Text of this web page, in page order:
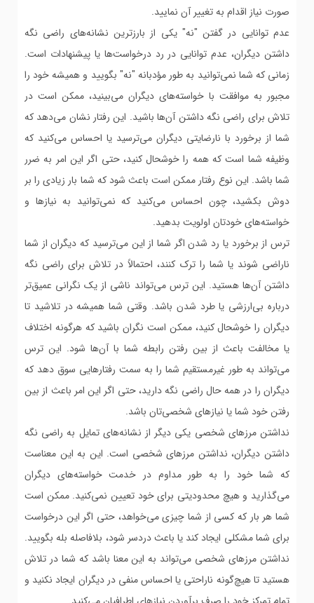
صورت نیاز اقدام به تغییر آن نمایید.
عدم توانایی در گفتن "نه" یکی از بارزترین نشانه‌های راضی نگه
داشتن دیگران، عدم توانایی در رد درخواست‌ها یا پیشنهادات است.
زمانی که شما نمی‌توانید به طور مؤدبانه "نه" بگویید و همیشه خود را
مجبور به موافقت با خواسته‌های دیگران می‌بینید، ممکن است در
تلاش برای راضی نگه داشتن آن‌ها باشید. این رفتار نشان می‌دهد که
شما از برخورد با نارضایتی دیگران می‌ترسید یا احساس می‌کنید که
وظیفه شما است که همه را خوشحال کنید، حتی اگر این امر به ضرر
شما باشد. این نوع رفتار ممکن است باعث شود که شما بار زیادی را بر
دوش بکشید، چون احساس می‌کنید که نمی‌توانید به نیازها و
خواسته‌های خودتان اولویت بدهید.
ترس از برخورد یا رد شدن اگر شما از این می‌ترسید که دیگران از شما
ناراضی شوند یا شما را ترک کنند، احتمالاً در تلاش برای راضی نگه
داشتن آن‌ها هستید. این ترس می‌تواند ناشی از یک نگرانی عمیق‌تر
درباره بی‌ارزشی یا طرد شدن باشد. وقتی شما همیشه در تلاشید تا
دیگران را خوشحال کنید، ممکن است نگران باشید که هرگونه اختلاف
یا مخالفت باعث از بین رفتن رابطه شما با آن‌ها شود. این ترس
می‌تواند به طور غیرمستقیم شما را به سمت رفتارهایی سوق دهد که
دیگران را در همه حال راضی نگه دارید، حتی اگر این امر باعث از بین
رفتن خود شما یا نیازهای شخصی‌تان باشد.
نداشتن مرزهای شخصی یکی دیگر از نشانه‌های تمایل به راضی نگه
داشتن دیگران، نداشتن مرزهای شخصی است. این به این معناست
که شما خود را به طور مداوم در خدمت خواسته‌های دیگران
می‌گذارید و هیچ محدودیتی برای خود تعیین نمی‌کنید. ممکن است
شما هر بار که کسی از شما چیزی می‌خواهد، حتی اگر این درخواست
برای شما مشکلی ایجاد کند یا باعث دردسر شود، بلافاصله بله بگویید.
نداشتن مرزهای شخصی می‌تواند به این معنا باشد که شما در تلاش
هستید تا هیچ‌گونه ناراحتی یا احساس منفی در دیگران ایجاد نکنید و